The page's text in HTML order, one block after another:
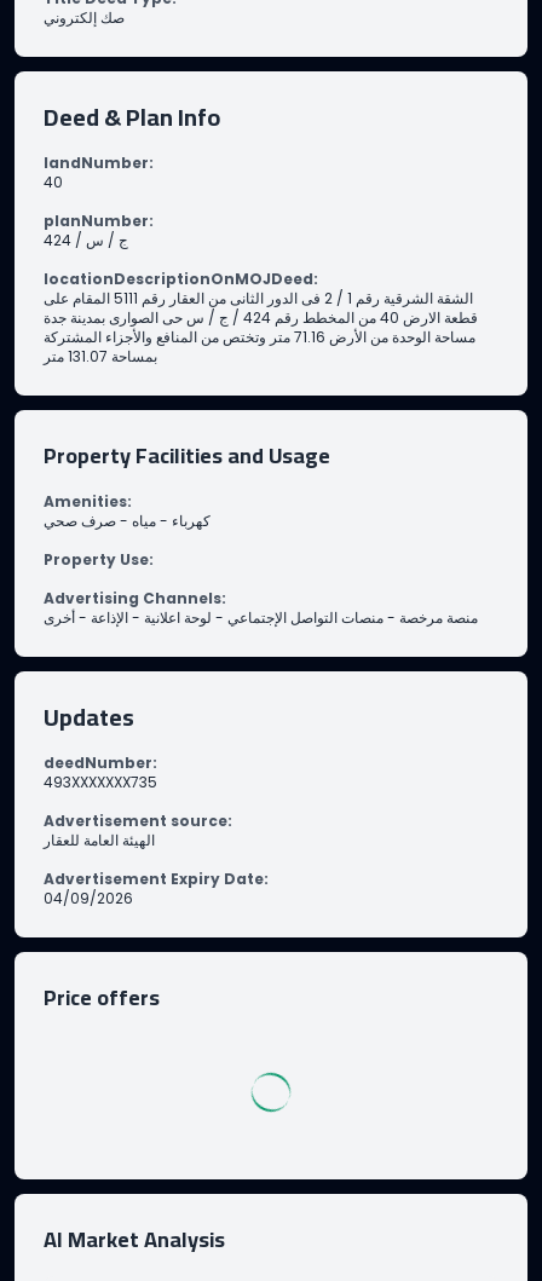
صك إلكتروني
Deed & Plan Info
landNumber:
40
planNumber:
424 / ج / س
locationDescriptionOnMOJDeed:
الشقة الشرقية رقم 1 / 2 فى الدور الثانى من العقار رقم 5111 المقام على
قطعة الارض 40 من المخطط رقم 424 / ج / س حى الصوارى بمدينة جدة
مساحة الوحدة من الأرض 71.16 متر وتختص من المنافع والأجزاء المشتركة
بمساحة 131.07 متر
Property Facilities and Usage
Amenities:
كهرباء -مياه -صرف صحي
Property Use:
Advertising Channels:
منصة مرخصة -منصات التواصل الإجتماعي - لوحة اعلانية -الإذاعة -أخرى
Updates
deedNumber:
493XXXXXXX735
Advertisement source:
الهيئة العامة للعقار
Advertisement Expiry Date:
04/09/2026
Price offers
AI Market Analysis